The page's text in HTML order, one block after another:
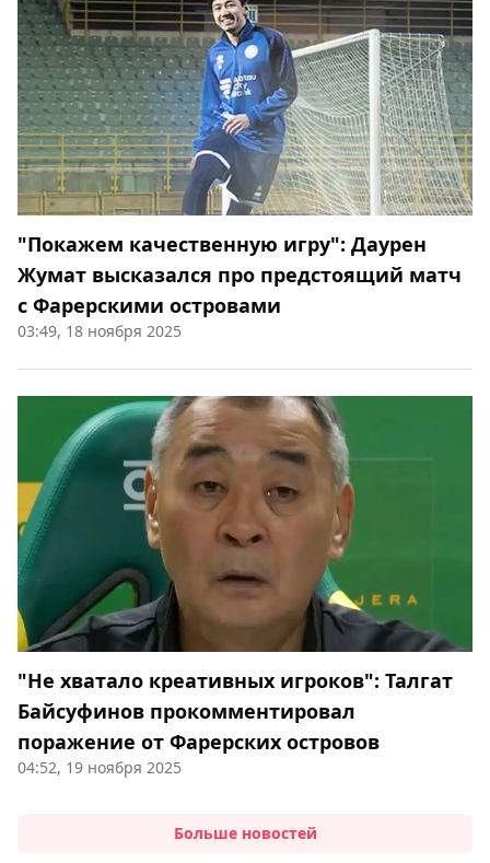
"Покажем качественную игру": Даурен
Жумат высказался про предстоящий матч
с Фарерскими островами
03:49, 18 ноября 2025
"Не хватало креативных игроков": Талгат
Байсуфинов прокомментировал
поражение от Фарерских островов
04:52, 19 ноября 2025
Больше новостей